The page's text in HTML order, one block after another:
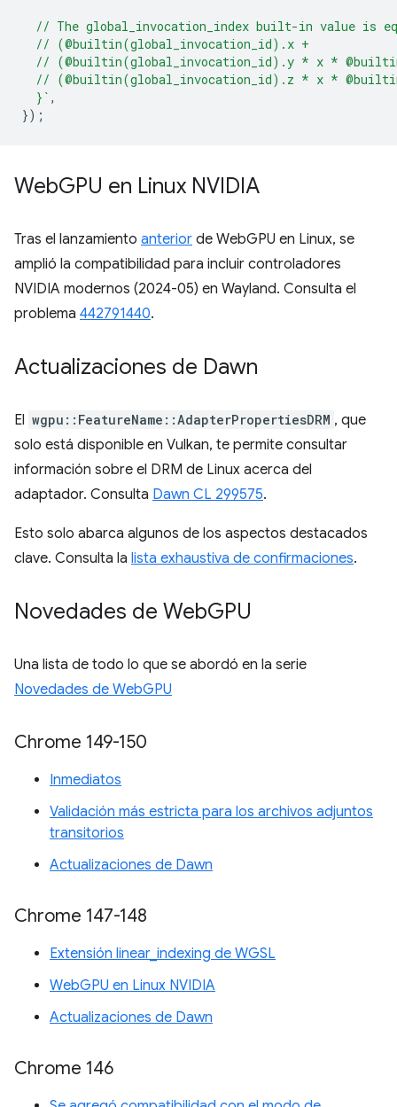
// The global_invocation_index built-in value is
  // (@builtin(global_invocation_id).x +
// (@builtin(global_invocation_id).y * x *
// (@builtin(global_invocation_id).z * x *
  }`
,
});
WebGPU en Linux NVIDIA
Tras el lanzamiento anterior de WebGPU en Linux, se
amplió la compatibilidad para incluir controladores
NVIDIA modernos (2024-05) en Wayland. Consulta el
problema 442791440.
Actualizaciones de Dawn
El wgpu::FeatureName::AdapterPropertiesDRM , que
solo está disponible en Vulkan, te permite consultar
información sobre el DRM de Linux acerca del
adaptador. Consulta Dawn CL 299575.
Esto solo abarca algunos de los aspectos destacados
clave. Consulta la lista exhaustiva de confirmaciones.
Novedades de WebGPU
Una lista de todo lo que se abordó en la serie
Novedades de WebGPU
Chrome 149-150
Inmediatos
Validación más estricta para los archivos adjuntos
transitorios
Actualizaciones de Dawn
Chrome 147-148
Extensión linear_indexing de WGSL
WebGPU en Linux NVIDIA
Actualizaciones de Dawn
Chrome 146